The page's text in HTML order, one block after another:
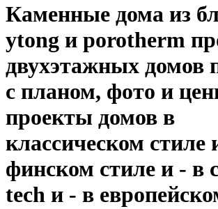
Каменные дома из
ytong и porotherm
двухэтажных домов
с планом, фото и
проекты домов в
классическом стиле
финском стиле и - в
tech и - в